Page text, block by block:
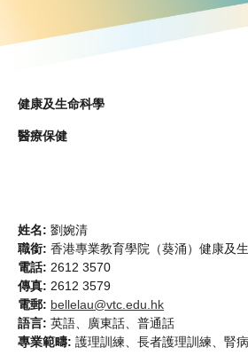
健康及生命科學
醫療保健
姓名: 劉婉清
職銜: 香港專業教育學院（葵涌）健康及
電話: 2612 3570
傳真: 2612 3579
電郵: bellelau@vtc.edu.hk
語言: 英語、廣東話、普通話
專業範疇: 護理訓練、長者護理訓練、腎